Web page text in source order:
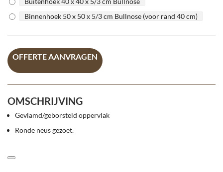
Binnenhoek 50 x 50 x 5/3 cm Bullnose (voor rand 40 cm)
OFFERTE AANVRAGEN
OMSCHRIJVING
Gevlamd/geborsteld oppervlak
Ronde neus gezoet.